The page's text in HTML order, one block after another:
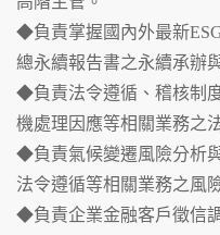
◆負責掌握國內外最新
總永續報告書之永續承辦
◆負責法令遵循、稽核制
機處理因應等相關業務之
◆負責氣候變遷風險分析
法令遵循等相關業務之風
◆負責企業金融客戶徵信